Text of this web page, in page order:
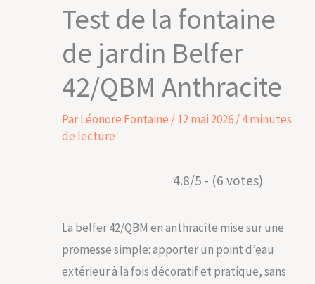
Test de la fontaine
de jardin Belfer
42/QBM Anthracite
ParLéonore Fontaine /12 mai 2026/4 minutes
de lecture
4.8/5 - (6 votes)
La belfer 42/QBM en anthracite mise sur une
promesse simple: apporter un point d’eau
extérieur à la fois décoratif et pratique, sans